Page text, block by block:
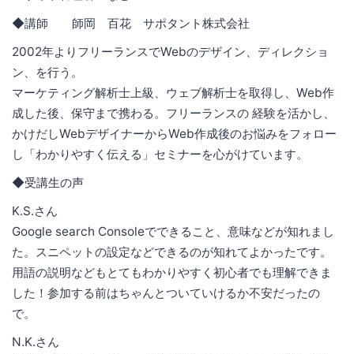
◆講師 師岡 百花 サポタント株式会社
2002年よりフリーランスでWebのデザイン、ディレクショ
ン、を行う。
マーケティング解析士上級、ウェブ解析士を取得し、Web作
成した後、保守まで携わる。フリーランスの 経験を活かし、
かけだしWebデザイナーからWeb作成後のお悩みをフォロー
し「わかりやすく伝える」セミナーを心がけています。
◆受講生の声
K.S.さん
Google search Consoleでできること、意味などが知れまし
た。スニペットの設定などできるのが知れてよかったです。
用語の説明などもとてもわかりやすく初心者でも理解できま
した！参加する前はちゃんとついていけるか不安だったの
で。
N.K.さん